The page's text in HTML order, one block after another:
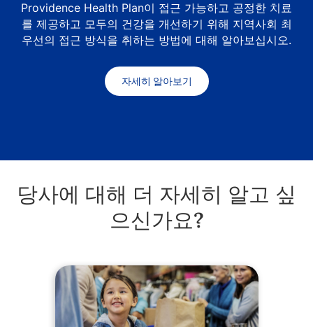
Providence Health Plan이 접근 가능하고 공정한 치료
를 제공하고 모두의 건강을 개선하기 위해 지역사회 최
우선의 접근 방식을 취하는 방법에 대해 알아보십시오.
자세히 알아보기
당사에 대해 더 자세히 알고 싶
으신가요?